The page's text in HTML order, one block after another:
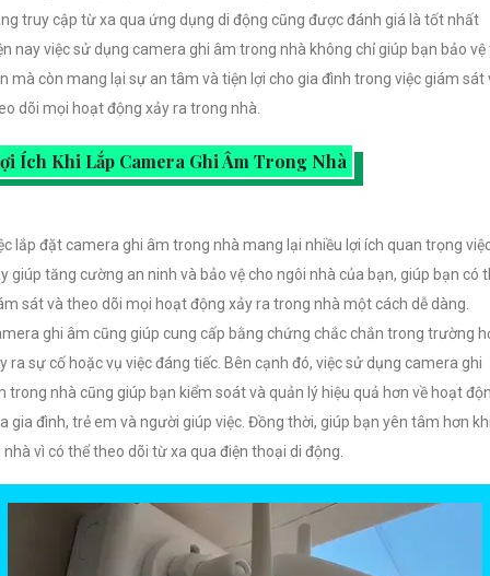
truy cập từ xa qua ứng dụng di động cũng được đánh giá là tốt nhất
nay việc sử dụng camera ghi âm trong nhà không chỉ giúp bạn bảo vệ
mà còn mang lại sự an tâm và tiện lợi cho gia đình trong việc giám sát
dõi mọi hoạt động xảy ra trong nhà.
Ích Khi Lắp Camera Ghi Âm Trong Nhà
lắp đặt camera ghi âm trong nhà mang lại nhiều lợi ích quan trọng
giúp tăng cường an ninh và bảo vệ cho ngôi nhà của bạn, giúp bạn có
sát và theo dõi mọi hoạt động xảy ra trong nhà một cách dễ dàng.
ghi âm cũng giúp cung cấp bằng chứng chắc chắn trong trường
ra sự cố hoặc vụ việc đáng tiếc. Bên cạnh đó, việc sử dụng camera ghi
trong nhà cũng giúp bạn kiểm soát và quản lý hiệu quả hơn về hoạt
gia đình, trẻ em và người giúp việc. Đồng thời, giúp bạn yên tâm hơn
nhà vì có thể theo dõi từ xa qua điện thoại di động.